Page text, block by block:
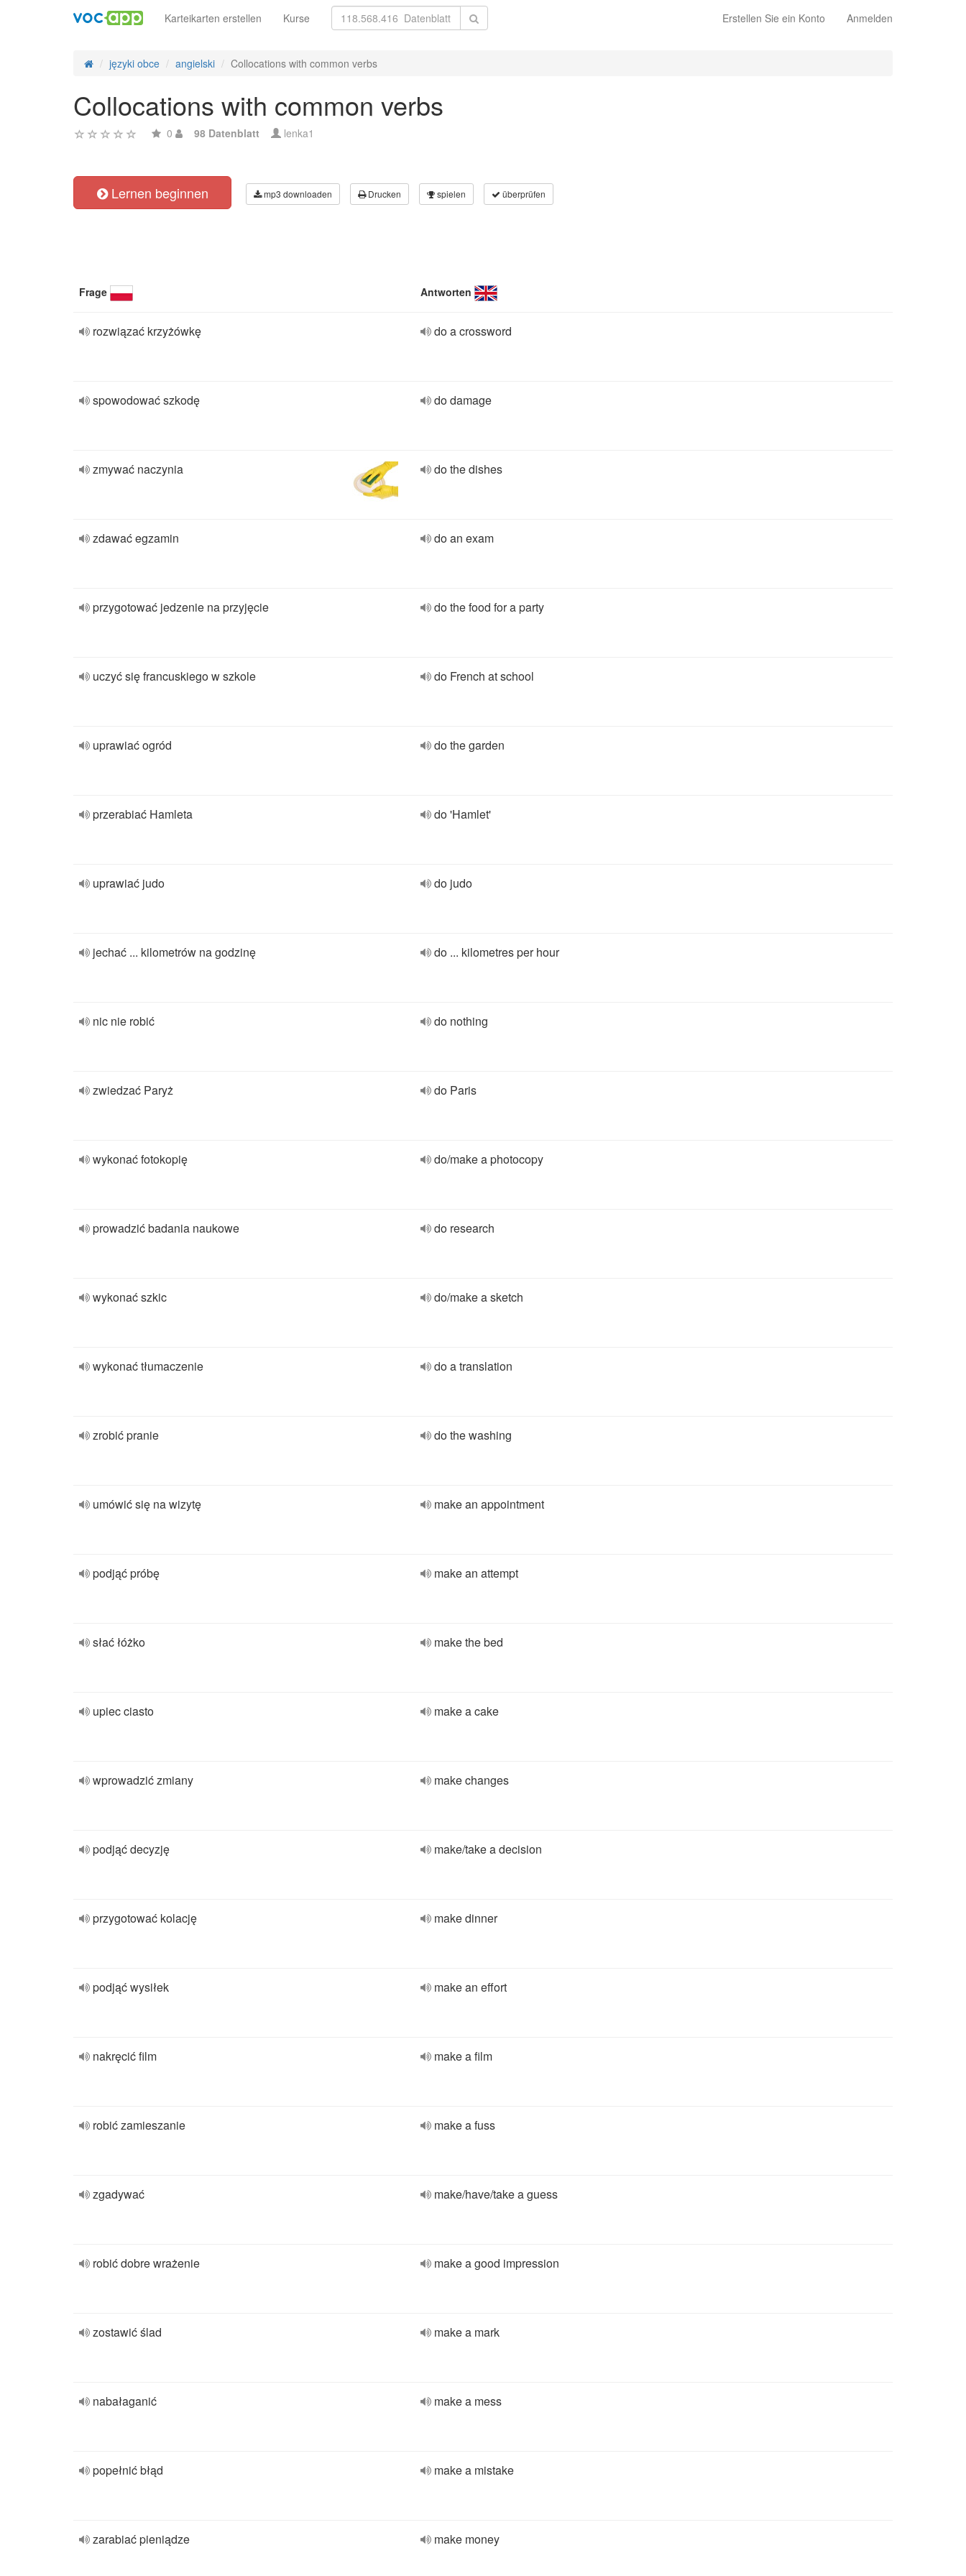
Erstellen Sie ein Konto Anmelden
Karteikarten erstellen Kurse
języki obce angielski Collocations with common verbs
Collocations with common verbs
0 98 Datenblatt lenka1
Lernen beginnen mp3 downloaden Drucken spielen überprüfen
Frage Antworten
rozwiązać krzyżówkę do a crossword
spowodować szkodę do damage
zmywać naczynia do the dishes
zdawać egzamin do an exam
przygotować jedzenie na przyjęcie do the food for a party
uczyć się francuskiego w szkole do French at school
uprawiać ogród do the garden
przerabiać Hamleta do 'Hamlet'
uprawiać judo do judo
jechać ... kilometrów na godzinę do ... kilometres per hour
nic nie robić do nothing
zwiedzać Paryż do Paris
wykonać fotokopię do/make a photocopy
prowadzić badania naukowe do research
wykonać szkic do/make a sketch
wykonać tłumaczenie do a translation
zrobić pranie do the washing
umówić się na wizytę make an appointment
podjąć próbę make an attempt
słać łóżko make the bed
upiec ciasto make a cake
wprowadzić zmiany make changes
podjąć decyzję make/take a decision
przygotować kolację make dinner
podjąć wysiłek make an effort
nakręcić film make a film
robić zamieszanie make a fuss
zgadywać make/have/take a guess
robić dobre wrażenie make a good impression
zostawić ślad make a mark
nabałaganić make a mess
popełnić błąd make a mistake
zarabiać pieniądze make money